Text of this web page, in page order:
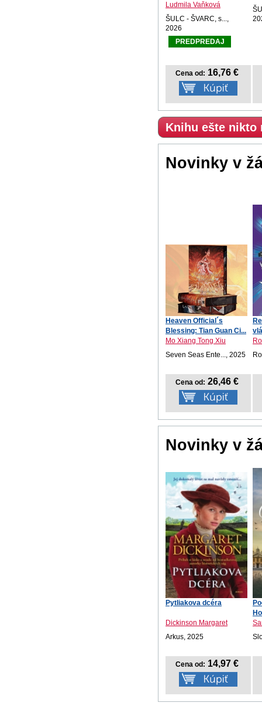
Ludmila Vaňková
ŠULC - ŠVARC, s...,
2026
PREDPREDAJ
Cena od: 16,76 €
Knihu ešte nikto
Novinky v
Heaven Official´s
Blessing: Tian Guan Ci...
Mo Xiang Tong Xiu
Seven Seas Ente..., 2025
Cena od: 26,46 €
Novinky v
Pytliakova dcéra
Dickinson Margaret
Arkus, 2025
Cena od: 14,97 €